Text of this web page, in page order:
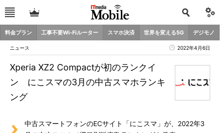
料金プラン 工事不要Wi-Fiルーター スマホ決済 世界を変える5G デジモノ
ニュース 2022年4月6日
Xperia XZ2 Compactが初のランクイ
ン にこスマの3月の中古スマホランキ
ング
中古スマートフォンのECサイト「にこスマ」が、2022年3